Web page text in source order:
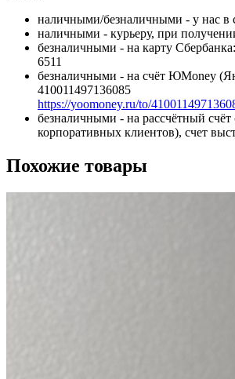
наличными/безналичными - у нас в
наличными - курьеру, при
безналичными - на карту
6511
безналичными - на счёт ЮMoney
410011497136085
https://yoomoney.ru/to/
безналичными - на рассчётный счёт
корпоративных клиентов), счет
Похожие товары